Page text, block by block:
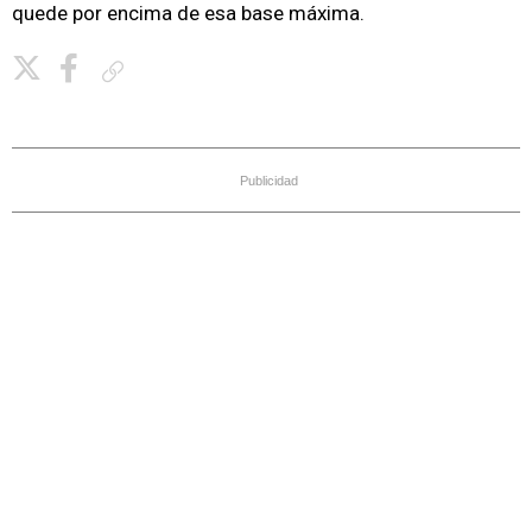
quede por encima de esa base máxima.
Publicidad